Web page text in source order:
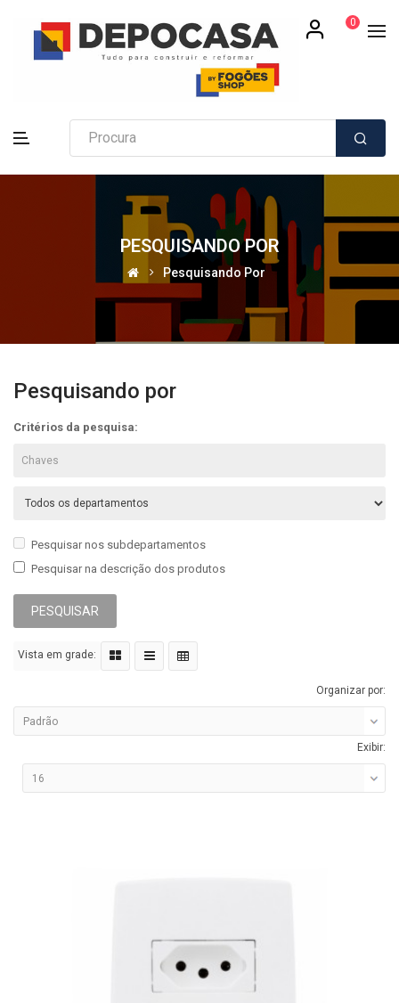
0
PESQUISANDO POR
Pesquisando Por
Pesquisando por
Critérios da pesquisa:
Pesquisar nos subdepartamentos
Pesquisar na descrição dos produtos
Vista em grade:
Organizar por:
Exibir: